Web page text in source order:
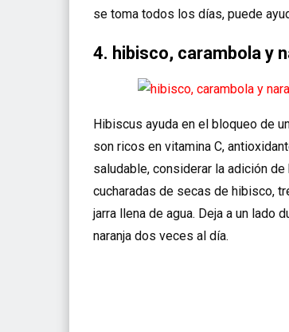
se toma todos los días, puede
4. hibisco, carambola y
Hibiscus ayuda en el bloqueo de
son ricos en vitamina C,
saludable, considerar la adición
cucharadas de secas de hibisco,
jarra llena de agua. Deja a un lado
naranja dos veces al día.